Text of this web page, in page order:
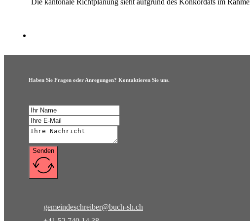
Die kantonale Richtplanung sieht aufgrund des Konkordats im
Haben Sie Fragen oder Anregungen? Kontaktieren Sie uns.
Senden
gemeindeschreiber@buch-sh.ch